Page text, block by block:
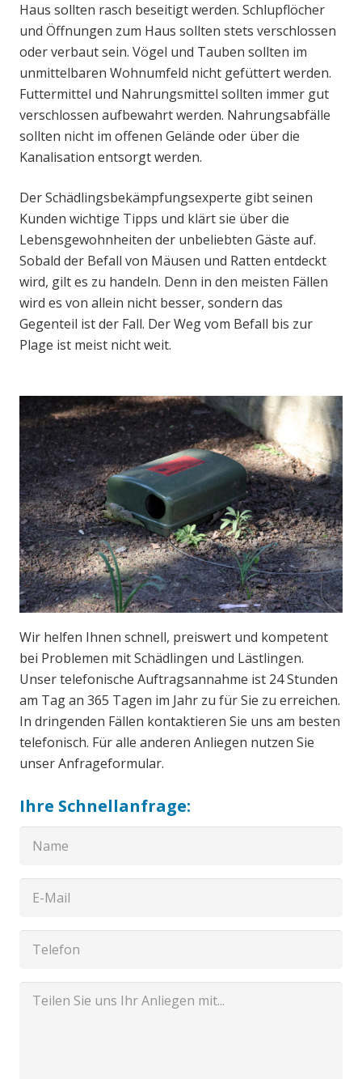
Haus sollten rasch beseitigt werden. Schlupflöcher
und Öffnungen zum Haus sollten stets verschlossen
oder verbaut sein. Vögel und Tauben sollten im
unmittelbaren Wohnumfeld nicht gefüttert werden.
Futtermittel und Nahrungsmittel sollten immer gut
verschlossen aufbewahrt werden. Nahrungsabfälle
sollten nicht im offenen Gelände oder über die
Kanalisation entsorgt werden.
Der Schädlingsbekämpfungsexperte gibt seinen
Kunden wichtige Tipps und klärt sie über die
Lebensgewohnheiten der unbeliebten Gäste auf.
Sobald der Befall von Mäusen und Ratten entdeckt
wird, gilt es zu handeln. Denn in den meisten Fällen
wird es von allein nicht besser, sondern das
Gegenteil ist der Fall. Der Weg vom Befall bis zur
Plage ist meist nicht weit.
Wir helfen Ihnen schnell, preiswert und kompetent
bei Problemen mit Schädlingen und Lästlingen.
Unser telefonische Auftragsannahme ist 24 Stunden
am Tag an 365 Tagen im Jahr zu für Sie zu erreichen.
In dringenden Fällen kontaktieren Sie uns am besten
telefonisch. Für alle anderen Anliegen nutzen Sie
unser Anfrageformular.
Ihre Schnellanfrage: